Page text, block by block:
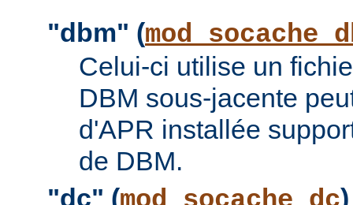
"dbm" (
Celui-ci utilise un
DBM sous-jacente
d'APR installée
de DBM.
"dc" (
)